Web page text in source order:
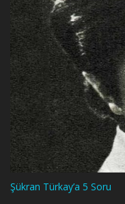
Şükran Türkay’a 5 Soru